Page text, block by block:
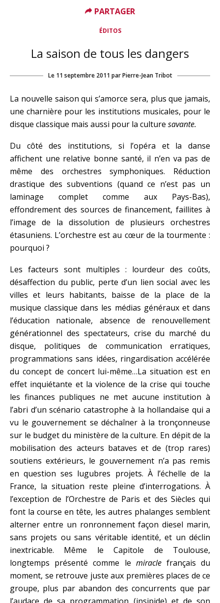
ÉDITOS
La saison de tous les dangers
Le 11 septembre 2011 par Pierre-Jean Tribot
La nouvelle saison qui s’amorce sera, plus que jamais,
une charnière pour les institutions musicales, pour le
disque classique mais aussi pour la culture savante.
Du côté des institutions, si l’opéra et la danse
affichent une relative bonne santé, il n’en va pas de
même des orchestres symphoniques. Réduction
drastique des subventions (quand ce n’est pas un
laminage complet comme aux Pays-Bas),
effondrement des sources de financement, faillites à
l’image de la dissolution de plusieurs orchestres
étasuniens. L’orchestre est au cœur de la tourmente :
pourquoi ?
Les facteurs sont multiples : lourdeur des coûts,
désaffection du public, perte d’un lien social avec les
villes et leurs habitants, baisse de la place de la
musique classique dans les médias généraux et dans
l’éducation nationale, absence de renouvellement
générationnel des spectateurs, crise du marché du
disque, politiques de communication erratiques,
programmations sans idées, ringardisation accélérée
du concept de concert lui-même…La situation est en
effet inquiétante et la violence de la crise qui touche
les finances publiques ne met aucune institution à
l’abri d’un scénario catastrophe à la hollandaise qui a
vu le gouvernement se déchaîner à la tronçonneuse
sur le budget du ministère de la culture. En dépit de la
mobilisation des acteurs bataves et de (trop rares)
soutiens extérieurs, le gouvernement n’a pas remis
en question ses lugubres projets. À l’échelle de la
France, la situation reste pleine d’interrogations. À
l’exception de l’Orchestre de Paris et des Siècles qui
font la course en tête, les autres phalanges semblent
alterner entre un ronronnement façon diesel marin,
sans projets ou sans véritable identité, et un déclin
inextricable. Même le Capitole de Toulouse,
longtemps présenté comme le miraclefrançais du
moment, se retrouve juste aux premières places de ce
groupe, plus par abandon des concurrents que par
PARTAGER